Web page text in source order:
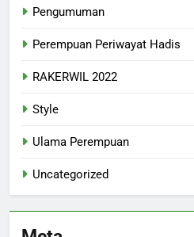
Pengumuman
Perempuan Periwayat Hadis
RAKERWIL 2022
Style
Ulama Perempuan
Uncategorized